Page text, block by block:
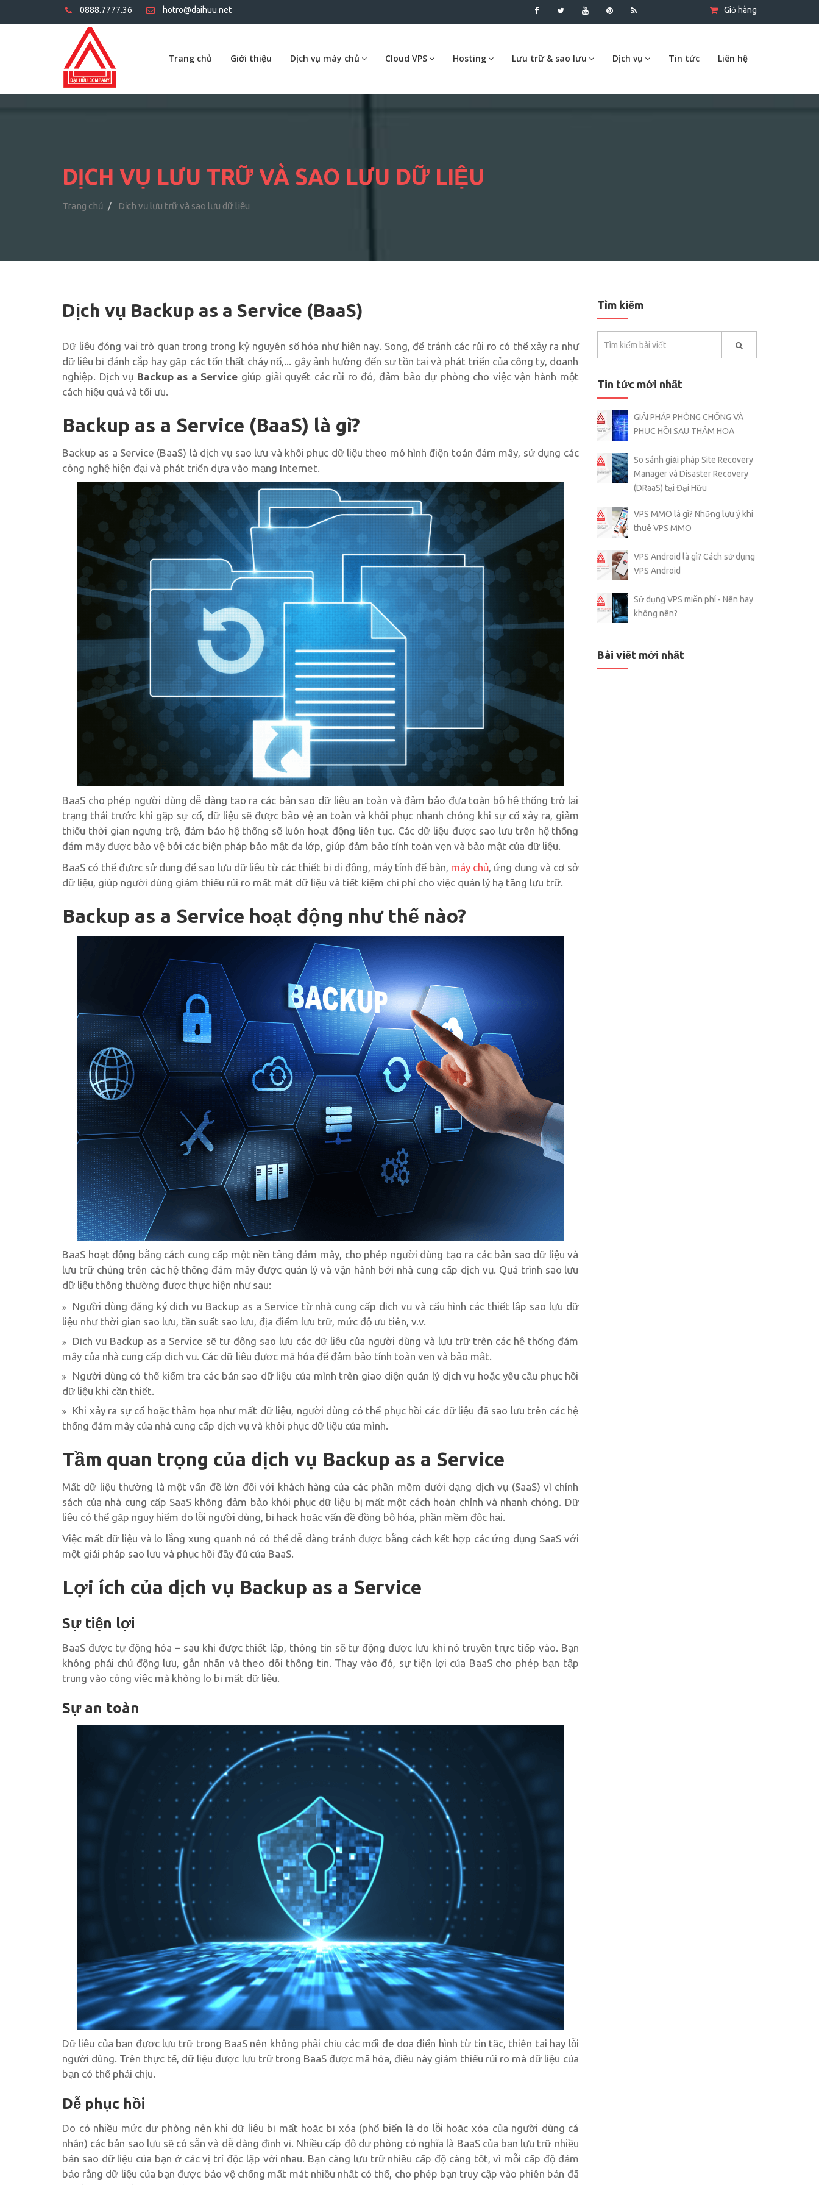
0888.7777.36 hotro@daihuu.net Giỏ hàng
Trang chủ Giới thiệu Dịch vụ máy chủ Cloud VPS Hosting Lưu trữ & sao lưu Dịch vụ Tin tức Liên hệ
DỊCH VỤ LƯU TRỮ VÀ SAO LƯU DỮ LIỆU
Trang chủ Dịch vụ lưu trữ và sao lưu dữ liệu
Dịch vụ Backup as a Service (BaaS)
Dữ liệu đóng vai trò quan trọng trong kỷ nguyên số hóa như hiện nay. Song, để tránh các rủi ro có thể xảy ra như
dữ liệu bị đánh cắp hay gặp các tổn thất cháy nổ,... gây ảnh hưởng đến sự tồn tại và phát triển của công ty, doanh
nghiệp. Dịch vụ Backup as a Service giúp giải quyết các rủi ro đó, đảm bảo dự phòng cho việc vận hành một
cách hiệu quả và tối ưu.
Backup as a Service (BaaS) là gì?
Backup as a Service (BaaS) là dịch vụ sao lưu và khôi phục dữ liệu theo mô hình điện toán đám mây, sử dụng các
công nghệ hiện đại và phát triển dựa vào mạng Internet.
BaaS cho phép người dùng dễ dàng tạo ra các bản sao dữ liệu an toàn và đảm bảo đưa toàn bộ hệ thống trở lại
trạng thái trước khi gặp sự cố, dữ liệu sẽ được bảo vệ an toàn và khôi phục nhanh chóng khi sự cố xảy ra, giảm
thiểu thời gian ngưng trệ, đảm bảo hệ thống sẽ luôn hoạt động liên tục. Các dữ liệu được sao lưu trên hệ thống
đám mây được bảo vệ bởi các biện pháp bảo mật đa lớp, giúp đảm bảo tính toàn vẹn và bảo mật của dữ liệu.
BaaS có thể được sử dụng để sao lưu dữ liệu từ các thiết bị di động, máy tính để bàn, máy chủ, ứng dụng và cơ sở
dữ liệu, giúp người dùng giảm thiểu rủi ro mất mát dữ liệu và tiết kiệm chi phí cho việc quản lý hạ tầng lưu trữ.
Backup as a Service hoạt động như thế nào?
BaaS hoạt động bằng cách cung cấp một nền tảng đám mây, cho phép người dùng tạo ra các bản sao dữ liệu và
lưu trữ chúng trên các hệ thống đám mây được quản lý và vận hành bởi nhà cung cấp dịch vụ. Quá trình sao lưu
dữ liệu thông thường được thực hiện như sau:
Người dùng đăng ký dịch vụ Backup as a Service từ nhà cung cấp dịch vụ và cấu hình các thiết lập sao lưu dữ
liệu như thời gian sao lưu, tần suất sao lưu, địa điểm lưu trữ, mức độ ưu tiên, v.v.
Dịch vụ Backup as a Service sẽ tự động sao lưu các dữ liệu của người dùng và lưu trữ trên các hệ thống đám
mây của nhà cung cấp dịch vụ. Các dữ liệu được mã hóa để đảm bảo tính toàn vẹn và bảo mật.
Người dùng có thể kiểm tra các bản sao dữ liệu của mình trên giao diện quản lý dịch vụ hoặc yêu cầu phục hồi
dữ liệu khi cần thiết.
Khi xảy ra sự cố hoặc thảm họa như mất dữ liệu, người dùng có thể phục hồi các dữ liệu đã sao lưu trên các hệ
thống đám mây của nhà cung cấp dịch vụ và khôi phục dữ liệu của mình.
Tầm quan trọng của dịch vụ Backup as a Service
Mất dữ liệu thường là một vấn đề lớn đối với khách hàng của các phần mềm dưới dạng dịch vụ (SaaS) vì chính
sách của nhà cung cấp SaaS không đảm bảo khôi phục dữ liệu bị mất một cách hoàn chỉnh và nhanh chóng. Dữ
liệu có thể gặp nguy hiểm do lỗi người dùng, bị hack hoặc vấn đề đồng bộ hóa, phần mềm độc hại.
Việc mất dữ liệu và lo lắng xung quanh nó có thể dễ dàng tránh được bằng cách kết hợp các ứng dụng SaaS với
một giải pháp sao lưu và phục hồi đầy đủ của BaaS.
Lợi ích của dịch vụ Backup as a Service
Sự tiện lợi
BaaS được tự động hóa – sau khi được thiết lập, thông tin sẽ tự động được lưu khi nó truyền trực tiếp vào. Bạn
không phải chủ động lưu, gắn nhãn và theo dõi thông tin. Thay vào đó, sự tiện lợi của BaaS cho phép bạn tập
trung vào công việc mà không lo bị mất dữ liệu.
Sự an toàn
Dữ liệu của bạn được lưu trữ trong BaaS nên không phải chịu các mối đe dọa điển hình từ tin tặc, thiên tai hay lỗi
người dùng. Trên thực tế, dữ liệu được lưu trữ trong BaaS được mã hóa, điều này giảm thiểu rủi ro mà dữ liệu của
bạn có thể phải chịu.
Dễ phục hồi
Do có nhiều mức dự phòng nên khi dữ liệu bị mất hoặc bị xóa (phổ biến là do lỗi hoặc xóa của người dùng cá
nhân) các bản sao lưu sẽ có sẵn và dễ dàng định vị. Nhiều cấp độ dự phòng có nghĩa là BaaS của bạn lưu trữ nhiều
bản sao dữ liệu của bạn ở các vị trí độc lập với nhau. Bạn càng lưu trữ nhiều cấp độ càng tốt, vì mỗi cấp độ đảm
bảo rằng dữ liệu của bạn được bảo vệ chống mất mát nhiều nhất có thể, cho phép bạn truy cập vào phiên bản đã
Tìm kiếm
Tin tức mới nhất
GIẢI PHÁP PHÒNG CHỐNG VÀ
PHỤC HỒI SAU THẢM HỌA
So sánh giải pháp Site Recovery
Manager và Disaster Recovery
(DRaaS) tại Đại Hữu
VPS MMO là gì? Những lưu ý khi
thuê VPS MMO
VPS Android là gì? Cách sử dụng
VPS Android
Sử dụng VPS miễn phí - Nên hay
không nên?
Bài viết mới nhất